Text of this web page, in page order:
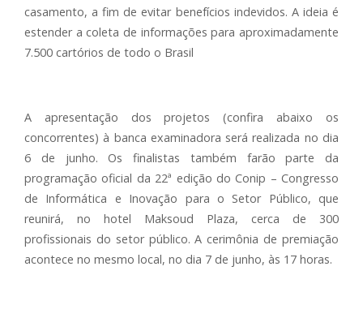
casamento, a fim de evitar benefícios indevidos. A ideia é
estender a coleta de informações para aproximadamente
7.500 cartórios de todo o Brasil
A apresentação dos projetos (confira abaixo os
concorrentes) à banca examinadora será realizada no dia
6 de junho. Os finalistas também farão parte da
programação oficial da 22ª edição do Conip – Congresso
de Informática e Inovação para o Setor Público, que
reunirá, no hotel Maksoud Plaza, cerca de 300
profissionais do setor público. A cerimônia de premiação
acontece no mesmo local, no dia 7 de junho, às 17 horas.